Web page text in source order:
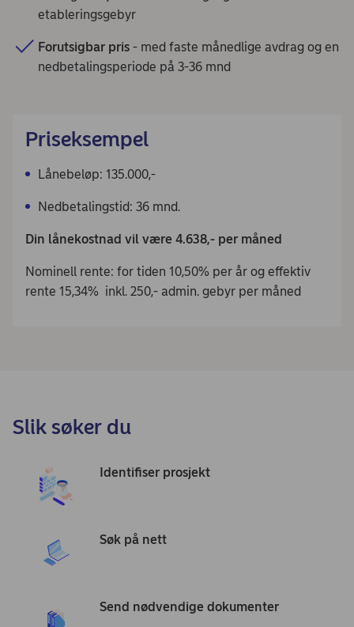
etableringsgebyr
Forutsigbar pris - med faste månedlige avdrag og en
nedbetalingsperiode på 3-36 mnd
Priseksempel
Lånebeløp: 135.000,-
Nedbetalingstid: 36 mnd.
Din lånekostnad vil være 4.638,- per måned
Nominell rente: for tiden 10,50% per år og effektiv
rente 15,34% inkl. 250,- admin. gebyr per måned
Slik søker du
Identifiser prosjekt
Søk på nett
Send nødvendige dokumenter